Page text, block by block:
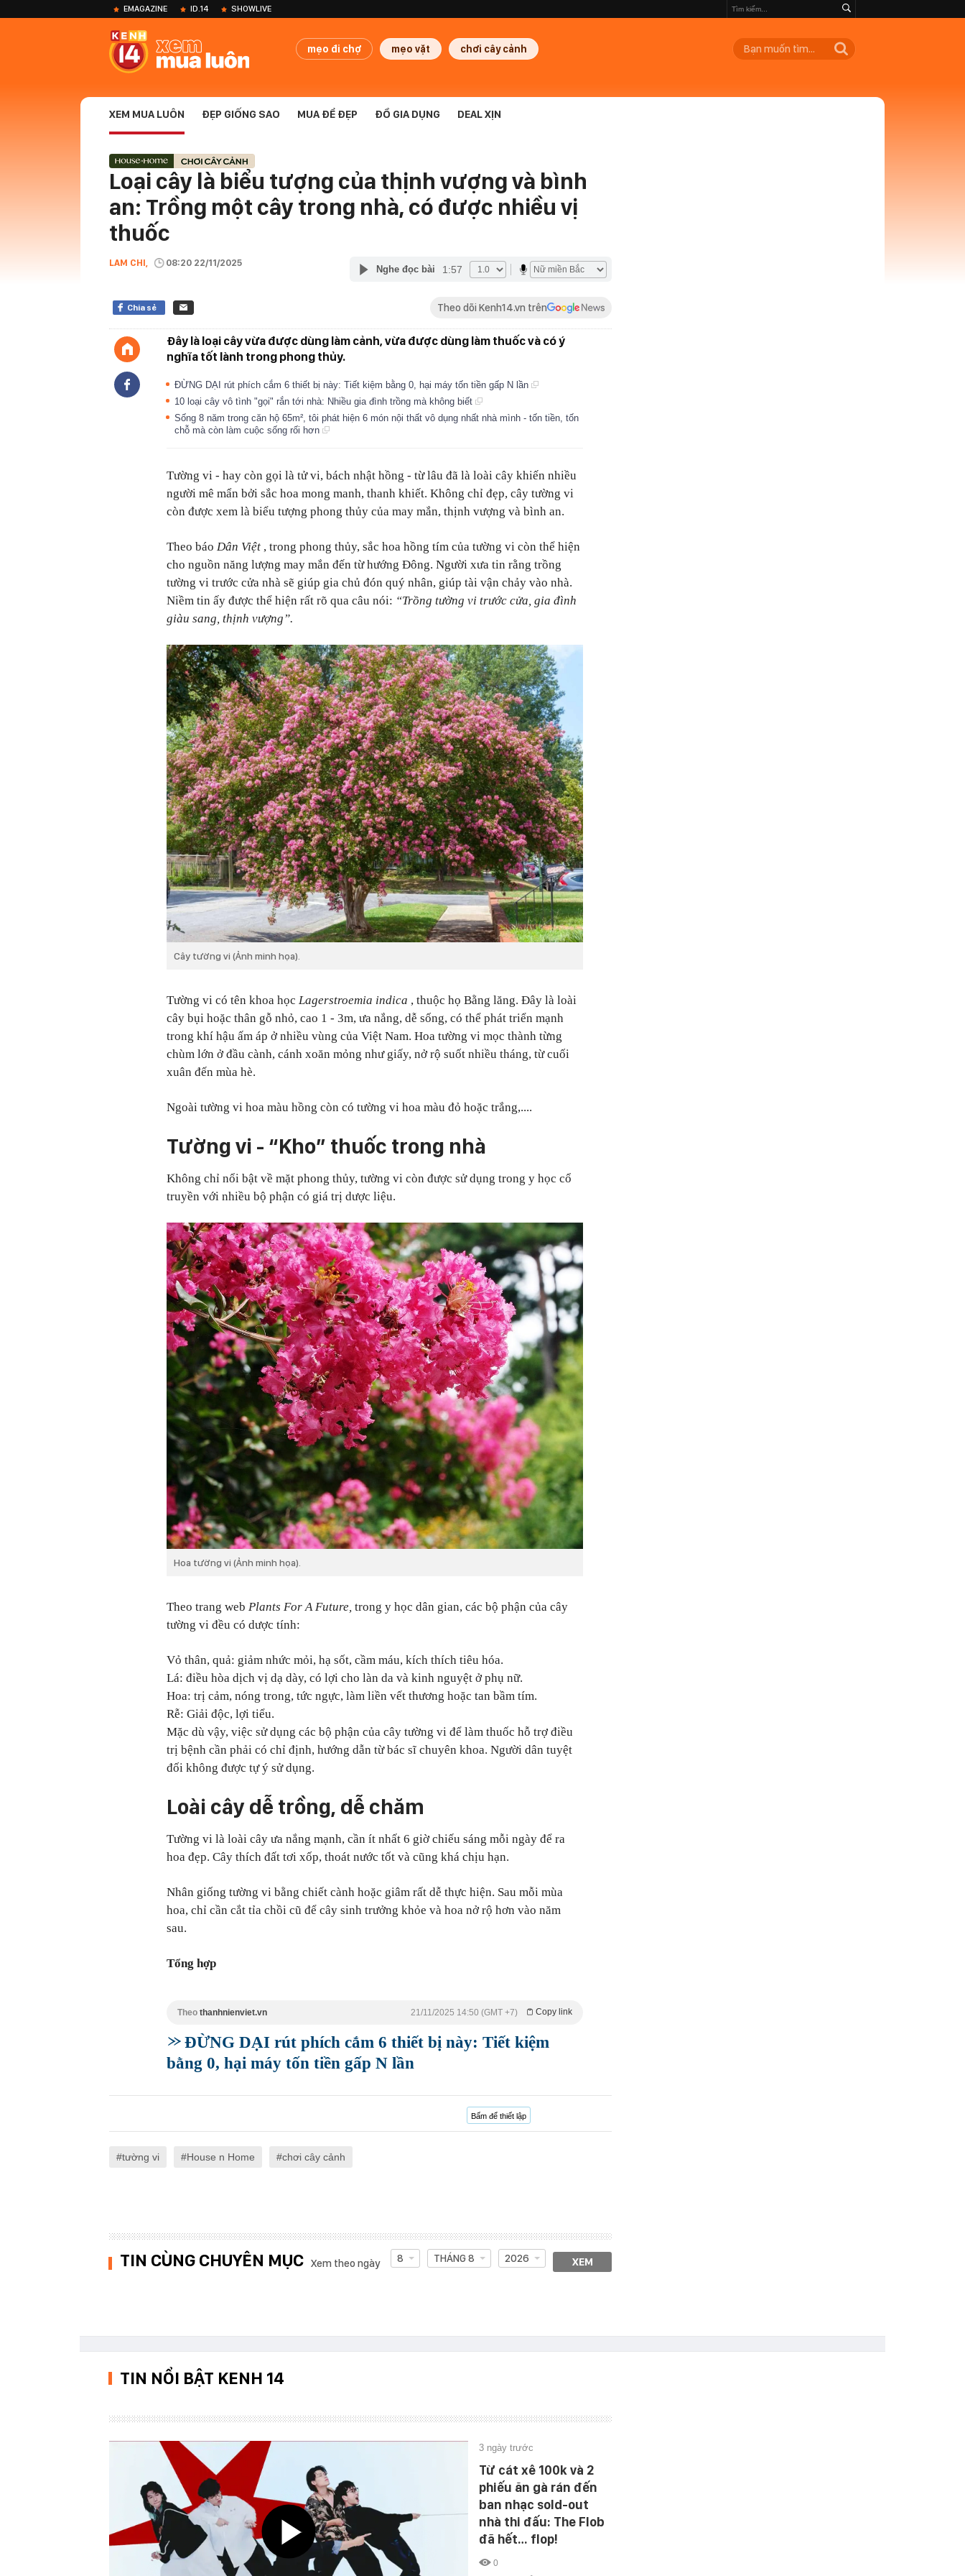
EMAGAZINE ID.14 SHOWLIVE
mẹo đi chợ mẹo vặt chơi cây cảnh
XEM MUA LUÔN ĐẸP GIỐNG SAO MUA ĐỂ ĐẸP ĐỒ GIA DỤNG DEAL XỊN
Loại cây là biểu tượng của thịnh vượng và bình
an: Trồng một cây trong nhà, có được nhiều vị
thuốc
LAM CHI, 08:20 22/11/2025
Nghe đọc bài 1:57
Chia sẻ Theo dõi Kenh14.vn trên
Đây là loại cây vừa được dùng làm cảnh, vừa được dùng làm thuốc và có ý
nghĩa tốt lành trong phong thủy.
ĐỪNG DẠI rút phích cắm 6 thiết bị này: Tiết kiệm bằng 0, hại máy tốn tiền gấp N lần
10 loại cây vô tình "gọi" rắn tới nhà: Nhiều gia đình trồng mà không biết
Sống 8 năm trong căn hộ 65m², tôi phát hiện 6 món nội thất vô dụng nhất nhà mình - tốn tiền, tốn
chỗ mà còn làm cuộc sống rối hơn
Tường vi - hay còn gọi là tử vi, bách nhật hồng - từ lâu đã là loài cây khiến nhiều
người mê mẩn bởi sắc hoa mong manh, thanh khiết. Không chỉ đẹp, cây tường vi
còn được xem là biểu tượng phong thủy của may mắn, thịnh vượng và bình an.
Theo báo Dân Việt , trong phong thủy, sắc hoa hồng tím của tường vi còn thể hiện
cho nguồn năng lượng may mắn đến từ hướng Đông. Người xưa tin rằng trồng
tường vi trước cửa nhà sẽ giúp gia chủ đón quý nhân, giúp tài vận chảy vào nhà.
Niềm tin ấy được thể hiện rất rõ qua câu nói: “Trồng tường vi trước cửa, gia đình
giàu sang, thịnh vượng”.
Cây tường vi (Ảnh minh họa).
Tường vi có tên khoa học Lagerstroemia indica , thuộc họ Bằng lăng. Đây là loài
cây bụi hoặc thân gỗ nhỏ, cao 1 - 3m, ưa nắng, dễ sống, có thể phát triển mạnh
trong khí hậu ấm áp ở nhiều vùng của Việt Nam. Hoa tường vi mọc thành từng
chùm lớn ở đầu cành, cánh xoăn mỏng như giấy, nở rộ suốt nhiều tháng, từ cuối
xuân đến mùa hè.
Ngoài tường vi hoa màu hồng còn có tường vi hoa màu đỏ hoặc trắng,....
Tường vi - “Kho” thuốc trong nhà
Không chỉ nổi bật về mặt phong thủy, tường vi còn được sử dụng trong y học cổ
truyền với nhiều bộ phận có giá trị dược liệu.
Hoa tường vi (Ảnh minh họa).
Theo trang web Plants For A Future, trong y học dân gian, các bộ phận của cây
tường vi đều có dược tính:
Vỏ thân, quả: giảm nhức mỏi, hạ sốt, cầm máu, kích thích tiêu hóa.
Lá: điều hòa dịch vị dạ dày, có lợi cho làn da và kinh nguyệt ở phụ nữ.
Hoa: trị cảm, nóng trong, tức ngực, làm liền vết thương hoặc tan bầm tím.
Rễ: Giải độc, lợi tiểu.
Mặc dù vậy, việc sử dụng các bộ phận của cây tường vi để làm thuốc hỗ trợ điều
trị bệnh cần phải có chỉ định, hướng dẫn từ bác sĩ chuyên khoa. Người dân tuyệt
đối không được tự ý sử dụng.
Loài cây dễ trồng, dễ chăm
Tường vi là loài cây ưa nắng mạnh, cần ít nhất 6 giờ chiếu sáng mỗi ngày để ra
hoa đẹp. Cây thích đất tơi xốp, thoát nước tốt và cũng khá chịu hạn.
Nhân giống tường vi bằng chiết cành hoặc giâm rất dễ thực hiện. Sau mỗi mùa
hoa, chỉ cần cắt tỉa chồi cũ để cây sinh trưởng khỏe và hoa nở rộ hơn vào năm
sau.
Tổng hợp
Theo thanhnienviet.vn Copy link
21/11/2025 14:50 (GMT +7)
ĐỪNG DẠI rút phích cắm 6 thiết bị này: Tiết kiệm
bằng 0, hại máy tốn tiền gấp N lần
Bấm để thiết lập
tường vi House n Home chơi cây cảnh
TIN CÙNG CHUYÊN MỤC Xem theo ngày 8 THÁNG 8 2026 XEM
TIN NỔI BẬT KENH 14
3 ngày trước
Từ cát xê 100k và 2
phiếu ăn gà rán đến
ban nhạc sold-out
nhà thi đấu: The Flob
đã hết… flop!
0